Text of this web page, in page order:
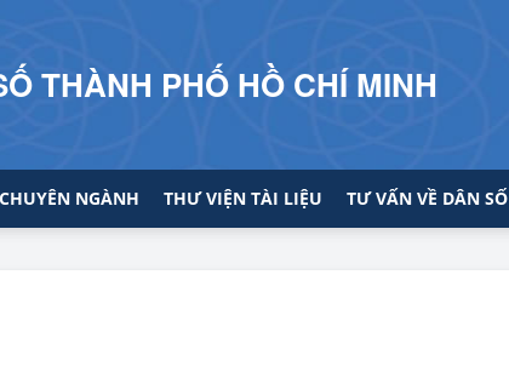
THÀNH PHỐ HỒ CHÍ MINH
NGÀNH THƯ VIỆN TÀI LIỆU TƯ VẤN VỀ DÂN SỐ